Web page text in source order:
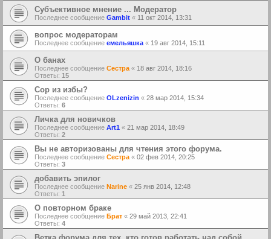
Субъективное мнение ... Модератор
Последнее сообщение Gambit « 11 окт 2014, 13:31
вопрос модераторам
Последнее сообщение емельяшка « 19 авг 2014, 15:11
О банах
Последнее сообщение Сестра « 18 авг 2014, 18:16
Ответы: 15
Сор из избы?
Последнее сообщение OLzenizin « 28 мар 2014, 15:34
Ответы: 6
Личка для новичков
Последнее сообщение Art1 « 21 мар 2014, 18:49
Ответы: 2
Вы не авторизованы для чтения этого форума.
Последнее сообщение Сестра « 02 фев 2014, 20:25
Ответы: 3
добавить эпилог
Последнее сообщение Narine « 25 янв 2014, 12:48
Ответы: 1
О повторном браке
Последнее сообщение Брат « 29 май 2013, 22:41
Ответы: 4